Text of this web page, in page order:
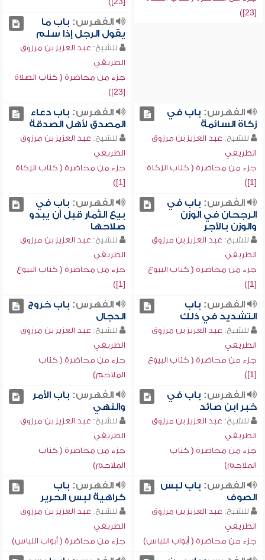
[23])
الفهرس: باب ما
يقول الرجل إذا سلم
للشيخ: عبد العزيز بن مرزوق
الطريفي
جزء من محاضرة ( كتاب الصلاة
[23])
الفهرس: باب في
زكاة السائمة
للشيخ: عبد العزيز بن مرزوق
الطريفي
جزء من محاضرة ( كتاب الزكاة
[1])
الفهرس: باب دعاء
المصدق لأهل الصدقة
للشيخ: عبد العزيز بن مرزوق
الطريفي
جزء من محاضرة ( كتاب الزكاة
[1])
الفهرس: باب في
الرجحان في الوزن
والوزن بالأجر
للشيخ: عبد العزيز بن مرزوق
الطريفي
جزء من محاضرة ( كتاب البيوع
[1])
الفهرس: باب في
بيع الثمار قبل أن يبدو
صلاحها
للشيخ: عبد العزيز بن مرزوق
الطريفي
جزء من محاضرة ( كتاب البيوع
[1])
الفهرس: باب
التشديد في ذلك
للشيخ: عبد العزيز بن مرزوق
الطريفي
جزء من محاضرة ( كتاب البيوع
[1])
الفهرس: باب خروج
الدجال
للشيخ: عبد العزيز بن مرزوق
الطريفي
جزء من محاضرة ( كتاب
الملاحم)
الفهرس: باب في
خبر ابن صائد
للشيخ: عبد العزيز بن مرزوق
الطريفي
جزء من محاضرة ( كتاب
الملاحم)
الفهرس: باب الأمر
والنهي
للشيخ: عبد العزيز بن مرزوق
الطريفي
جزء من محاضرة ( كتاب
الملاحم)
الفهرس: باب لبس
الصوف
للشيخ: عبد العزيز بن مرزوق
الطريفي
جزء من محاضرة ( أبواب اللباس)
الفهرس: باب
كراهية لبس الحرير
للشيخ: عبد العزيز بن مرزوق
الطريفي
جزء من محاضرة ( أبواب اللباس)